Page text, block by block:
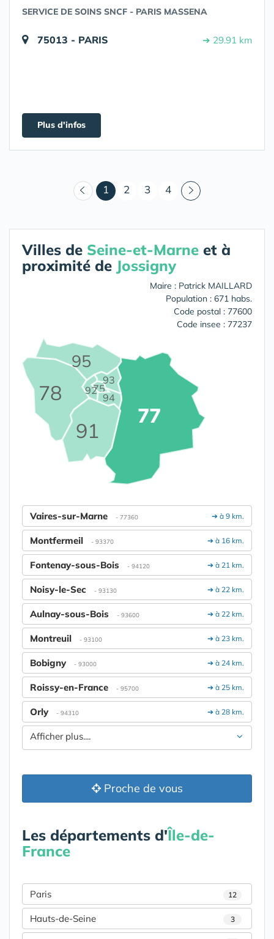
SERVICE DE SOINS SNCF - PARIS MASSENA
75013 - PARIS ➔ 29.91 km
Plus d'infos
1 (courant)
2 3 4
Villes de Seine-et-Marne et à
proximité de Jossigny
Maire : Patrick MAILLARD
Population : 671 habs.
Code postal : 77600
Code insee : 77237
75
77
78
91
92
93
94
95
➔ à 9 km.
Vaires-sur-Marne - 77360
➔ à 16 km.
Montfermeil - 93370
➔ à 21 km.
Fontenay-sous-Bois - 94120
➔ à 22 km.
Noisy-le-Sec - 93130
➔ à 22 km.
Aulnay-sous-Bois - 93600
➔ à 23 km.
Montreuil - 93100
➔ à 24 km.
Bobigny - 93000
➔ à 25 km.
Roissy-en-France - 95700
➔ à 28 km.
Orly - 94310
Afficher plus....
Proche de vous
Les départements d'Île-de-
France
Paris 12
Hauts-de-Seine 3